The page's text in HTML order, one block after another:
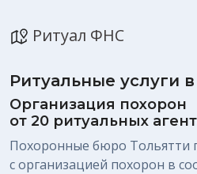
Ритуал ФНС
Ритуальные услуги
Организация похорон
от 20 ритуальных
Похоронные бюро Тольятти
с организацией похорон в